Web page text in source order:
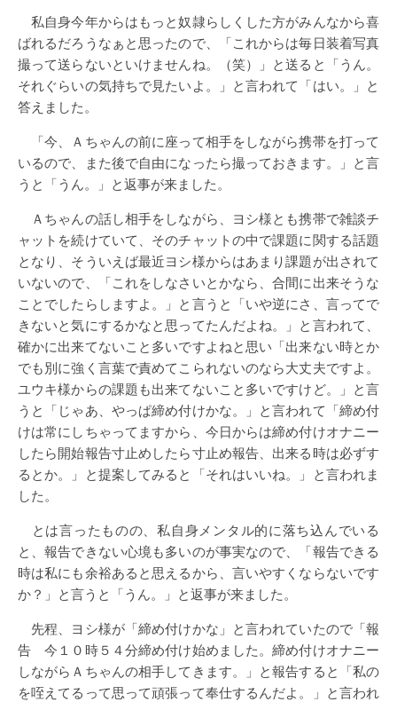
私自身今年からはもっと奴隷らしくした方がみんなから喜
ばれるだろうなぁと思ったので、「これからは毎日装着写真
撮って送らないといけませんね。（笑）」と送ると「うん。
それぐらいの気持ちで見たいよ。」と言われて「はい。」と
答えました。
「今、Ａちゃんの前に座って相手をしながら携帯を打って
いるので、また後で自由になったら撮っておきます。」と言
うと「うん。」と返事が来ました。
Ａちゃんの話し相手をしながら、ヨシ様とも携帯で雑談チ
ャットを続けていて、そのチャットの中で課題に関する話題
となり、そういえば最近ヨシ様からはあまり課題が出されて
いないので、「これをしなさいとかなら、合間に出来そうな
ことでしたらしますよ。」と言うと「いや逆にさ、言ってで
きないと気にするかなと思ってたんだよね。」と言われて、
確かに出来てないこと多いですよねと思い「出来ない時とか
でも別に強く言葉で責めてこられないのなら大丈夫ですよ。
ユウキ様からの課題も出来てないこと多いですけど。」と言
うと「じゃあ、やっぱ締め付けかな。」と言われて「締め付
けは常にしちゃってますから、今日からは締め付けオナニー
したら開始報告寸止めしたら寸止め報告、出来る時は必ずす
るとか。」と提案してみると「それはいいね。」と言われま
した。
とは言ったものの、私自身メンタル的に落ち込んでいる
と、報告できない心境も多いのが事実なので、「報告できる
時は私にも余裕あると思えるから、言いやすくならないです
か？」と言うと「うん。」と返事が来ました。
先程、ヨシ様が「締め付けかな」と言われていたので「報
告 今１０時５４分締め付け始めました。締め付けオナニー
しながらＡちゃんの相手してきます。」と報告すると「私の
を咥えてるって思って頑張って奉仕するんだよ。」と言われ